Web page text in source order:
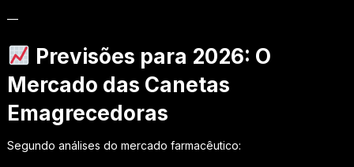
—
Previsões para 2026: O
Mercado das Canetas
Emagrecedoras
Segundo análises do mercado farmacêutico: